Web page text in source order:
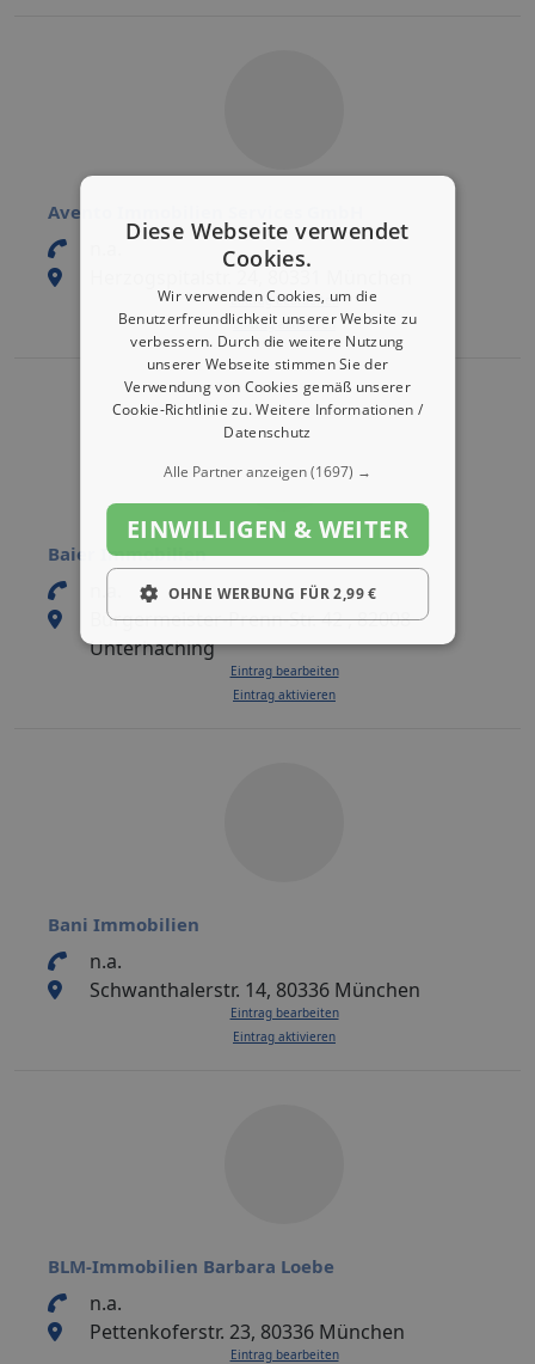
Avento Immobilien Services GmbH
Eintrag bearbeiten
Eintrag aktivieren
Baier Immobilien
Bürgermeister-Prenn-Str. 42 , 82008
Unterhaching
Eintrag bearbeiten
Eintrag aktivieren
Bani Immobilien
n.a.
Schwanthalerstr. 14, 80336 München
Eintrag bearbeiten
Eintrag aktivieren
BLM-Immobilien Barbara Loebe
n.a.
Pettenkoferstr. 23, 80336 München
Eintrag bearbeiten
Diese Webseite verwendet
Cookies.
Wir verwenden Cookies, um die
Benutzerfreundlichkeit unserer Website zu
verbessern. Durch die weitere Nutzung
unserer Webseite stimmen Sie der
Verwendung von Cookies gemäß unserer
Cookie-Richtlinie zu.Weitere Informationen /
Datenschutz
Alle Partner anzeigen(1697) →
EINWILLIGEN & WEITER
OHNE WERBUNG FÜR 2,99 €